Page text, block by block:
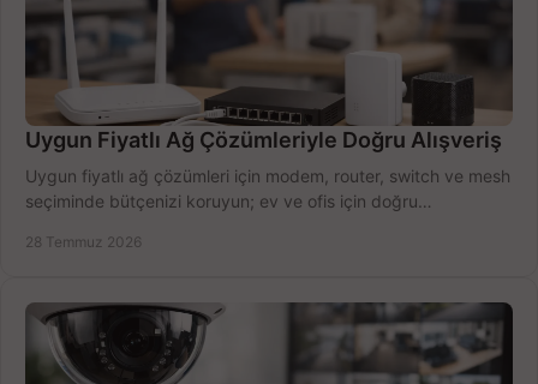
Uygun Fiyatlı Ağ Çözümleriyle Doğru Alışveriş
Uygun fiyatlı ağ çözümleri için modem, router, switch ve mesh
seçiminde bütçenizi koruyun; ev ve ofis için doğru
28 Temmuz 2026